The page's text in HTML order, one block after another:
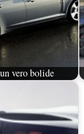
vero bolide